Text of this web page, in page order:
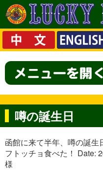
噂の誕生日
函館に来て半年、噂の誕
フトッチョ食べた！ Date:
様